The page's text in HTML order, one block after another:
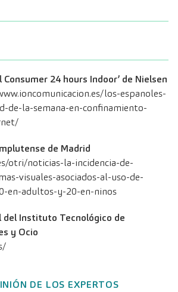
24 hours Indoor’ de Nielsen
los-espanoles-
de-la-semana-en-confinamiento-
de Madrid
otri/noticias-la-incidencia-de-
visuales-asociados-al-uso-de-
en-adultos-y-20-en-ninos
del Instituto Tecnológico de
y Ocio
DE LOS EXPERTOS